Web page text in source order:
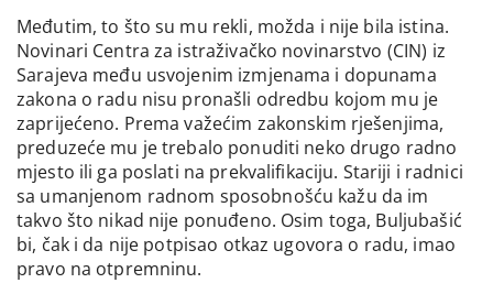
Međutim, to što su mu rekli, možda i nije bila istina.
Novinari Centra za istraživačko novinarstvo (CIN) iz
Sarajeva među usvojenim izmjenama i dopunama
zakona o radu nisu pronašli odredbu kojom mu je
zaprijećeno. Prema važećim zakonskim rješenjima,
preduzeće mu je trebalo ponuditi neko drugo radno
mjesto ili ga poslati na prekvalifikaciju. Stariji i radnici
sa umanjenom radnom sposobnošću kažu da im
takvo što nikad nije ponuđeno. Osim toga, Buljubašić
bi, čak i da nije potpisao otkaz ugovora o radu, imao
pravo na otpremninu.